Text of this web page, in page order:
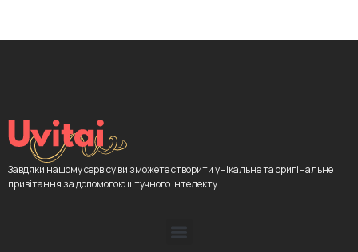
Завдяки нашому сервісу ви зможете створити унікальне та оригінальне
привітання за допомогою штучного інтелекту.